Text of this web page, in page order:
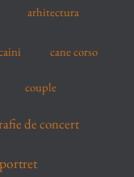
arhitectura
cane corso
couple
de concert